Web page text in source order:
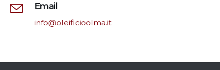
Email
info@oleificioolma.it